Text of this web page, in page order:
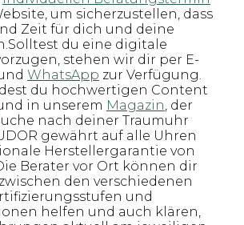
um sicherzustellen, dass
Zeit für dich und deine
du eine digitale
stehen wir dir per E-
WhatsApp zur Verfügung.
du hochwertigen Content
in unserem Magazin, der
nach deiner Traumuhr
gewährt auf alle Uhren
Herstellergarantie von
Berater vor Ort können dir
den verschiedenen
und
helfen und auch klären,